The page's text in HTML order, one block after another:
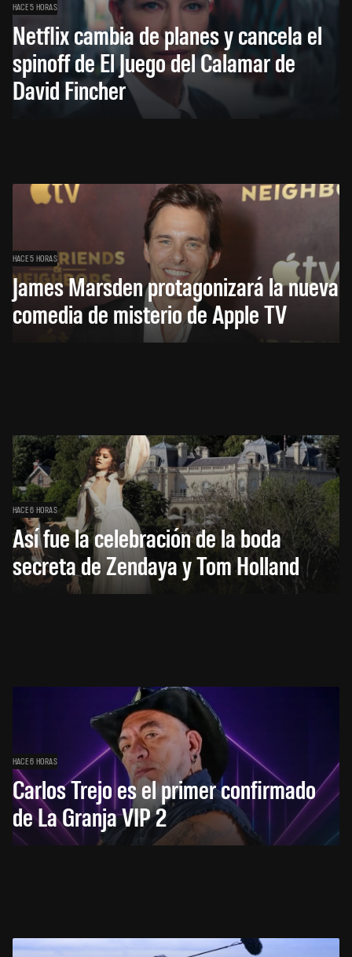
HACE 5 HORAS
Netflix cambia de planes y cancela el
spinoff de El Juego del Calamar de
David Fincher
HACE 5 HORAS
James Marsden protagonizará la nueva
comedia de misterio de Apple TV
HACE 6 HORAS
Así fue la celebración de la boda
secreta de Zendaya y Tom Holland
HACE 6 HORAS
Carlos Trejo es el primer confirmado
de La Granja VIP 2